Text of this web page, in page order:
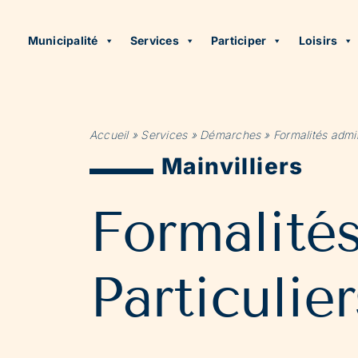
Municipalité Services Participer Loisirs
Accueil» Services» Démarches» Formalités
Mainvilliers